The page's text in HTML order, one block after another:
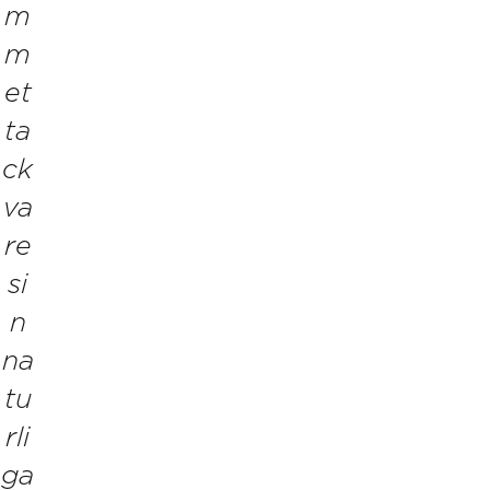
m
m
et
ta
ck
va
re
si
n
na
tu
rli
ga